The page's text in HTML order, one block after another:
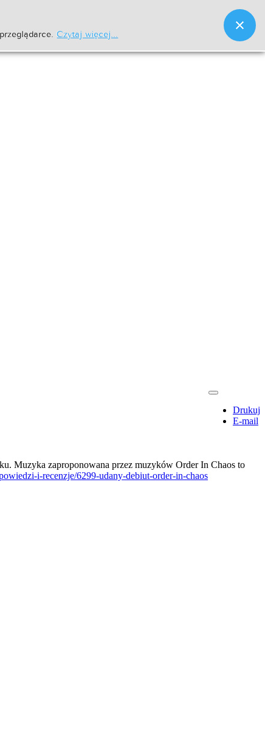
Drukuj
E-mail
Muzyka zaproponowana przez muzyków Order In Chaos to
i-recenzje/6299-udany-debiut-order-in-chaos
Czytaj więcej...